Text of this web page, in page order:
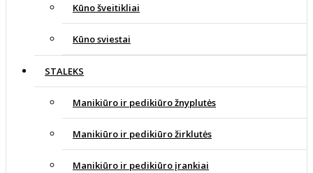
Kūno šveitikliai
Kūno sviestai
STALEKS
Manikiūro ir pedikiūro žnyplutės
Manikiūro ir pedikiūro žirklutės
Manikiūro ir pedikiūro įrankiai